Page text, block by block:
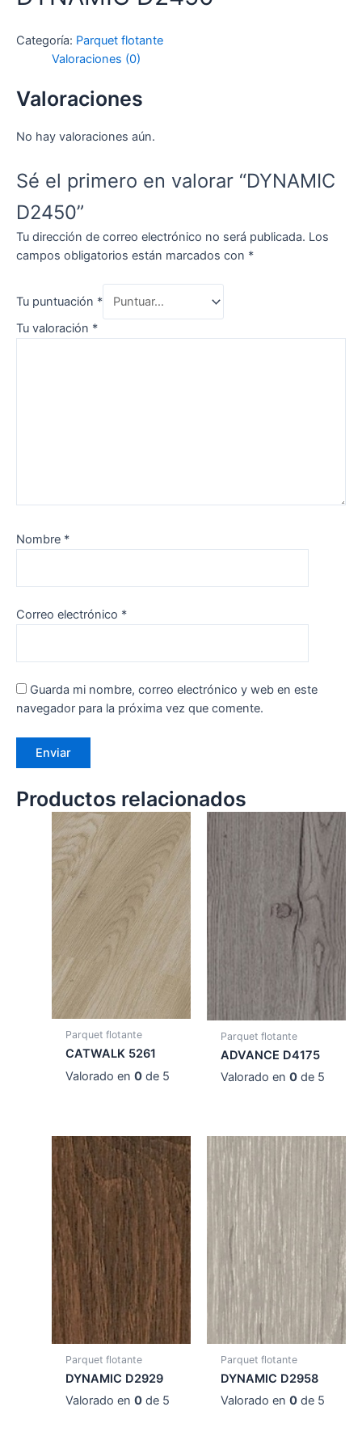
Categoría: Parquet flotante
Valoraciones (0)
Valoraciones
No hay valoraciones aún.
Sé el primero en valorar “DYNAMIC
D2450”
Tu dirección de correo electrónico no será publicada. Los
campos obligatorios están marcados con *
Tu puntuación *
Tu valoración *
Nombre *
Correo electrónico *
Guarda mi nombre, correo electrónico y web en este
navegador para la próxima vez que comente.
Productos relacionados
Parquet flotante
CATWALK 5261
Valorado en0 de 5
Parquet flotante
ADVANCE D4175
Valorado en0 de 5
Parquet flotante
DYNAMIC D2929
Valorado en0 de 5
Parquet flotante
DYNAMIC D2958
Valorado en0 de 5